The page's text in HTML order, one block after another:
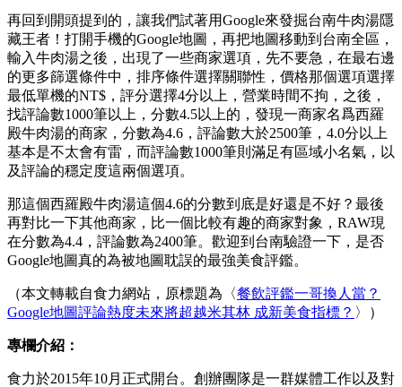
再回到開頭提到的，讓我們試著用Google來發掘台南牛肉湯隱
藏王者！打開手機的Google地圖，再把地圖移動到台南全區，
輸入牛肉湯之後，出現了一些商家選項，先不要急，在最右邊
的更多篩選條件中，排序條件選擇關聯性，價格那個選項選擇
最低單機的NT$，評分選擇4分以上，營業時間不拘，之後，
找評論數1000筆以上，分數4.5以上的，發現一商家名爲西羅
殿牛肉湯的商家，分數為4.6，評論數大於2500筆，4.0分以上
基本是不太會有雷，而評論數1000筆則滿足有區域小名氣，以
及評論的穩定度這兩個選項。
那這個西羅殿牛肉湯這個4.6的分數到底是好還是不好？最後
再對比一下其他商家，比一個比較有趣的商家對象，RAW現
在分數為4.4，評論數為2400筆。歡迎到台南驗證一下，是否
Google地圖真的為被地圖耽誤的最強美食評鑑。
（本文轉載自食力網站，原標題為〈餐飲評鑑一哥換人當？
Google地圖評論熱度未來將超越米其林 成新美食指標？ 〉）
專欄介紹：
食力於2015年10月正式開台。創辦團隊是一群媒體工作以及對